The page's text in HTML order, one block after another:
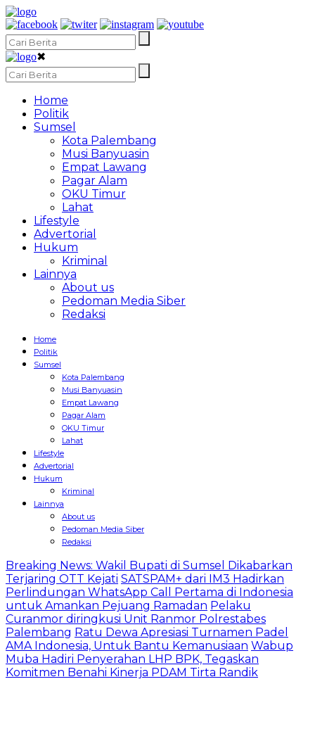
✖
Home
Politik
Sumsel
Kota Palembang
Musi Banyuasin
Empat Lawang
Pagar Alam
OKU Timur
Lahat
Lifestyle
Advertorial
Hukum
Kriminal
Lainnya
About us
Pedoman Media Siber
Redaksi
Home
Politik
Sumsel
Kota Palembang
Musi Banyuasin
Empat Lawang
Pagar Alam
OKU Timur
Lahat
Lifestyle
Advertorial
Hukum
Kriminal
Lainnya
About us
Pedoman Media Siber
Redaksi
Breaking News: Wakil Bupati di Sumsel Dikabarkan
Terjaring OTT Kejati SATSPAM+ dari IM3 Hadirkan
Perlindungan WhatsApp Call Pertama di Indonesia
untuk Amankan Pejuang Ramadan Pelaku
Curanmor diringkusi Unit Ranmor Polrestabes
Palembang Ratu Dewa Apresiasi Turnamen Padel
AMA Indonesia, Untuk Bantu Kemanusiaan Wabup
Muba Hadiri Penyerahan LHP BPK, Tegaskan
Komitmen Benahi Kinerja PDAM Tirta Randik